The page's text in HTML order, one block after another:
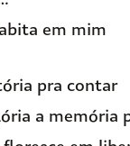
em mim
pra contar
a memória